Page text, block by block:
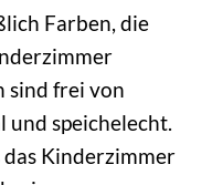
Farben, die
sind frei von
speichelecht.
das Kinderzimmer